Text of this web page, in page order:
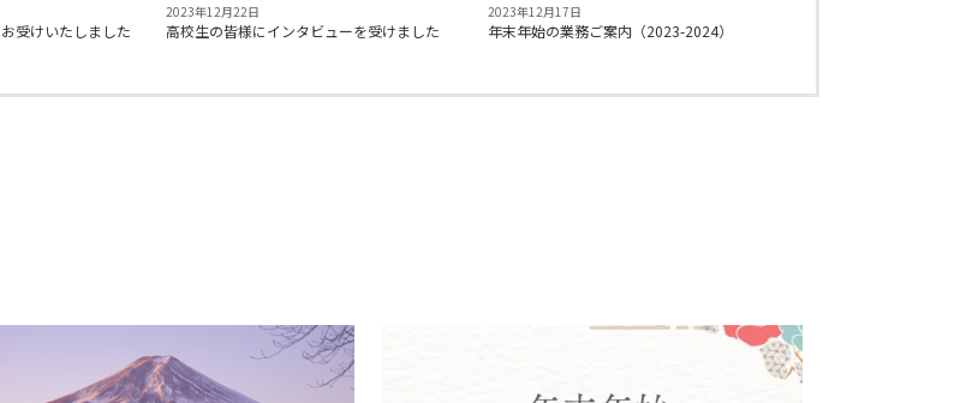
受けいたしました
2023年12月22日
高校生の皆様にインタビューを受けました
2023年12月17日
年末年始の業務ご案内（2023-2024）